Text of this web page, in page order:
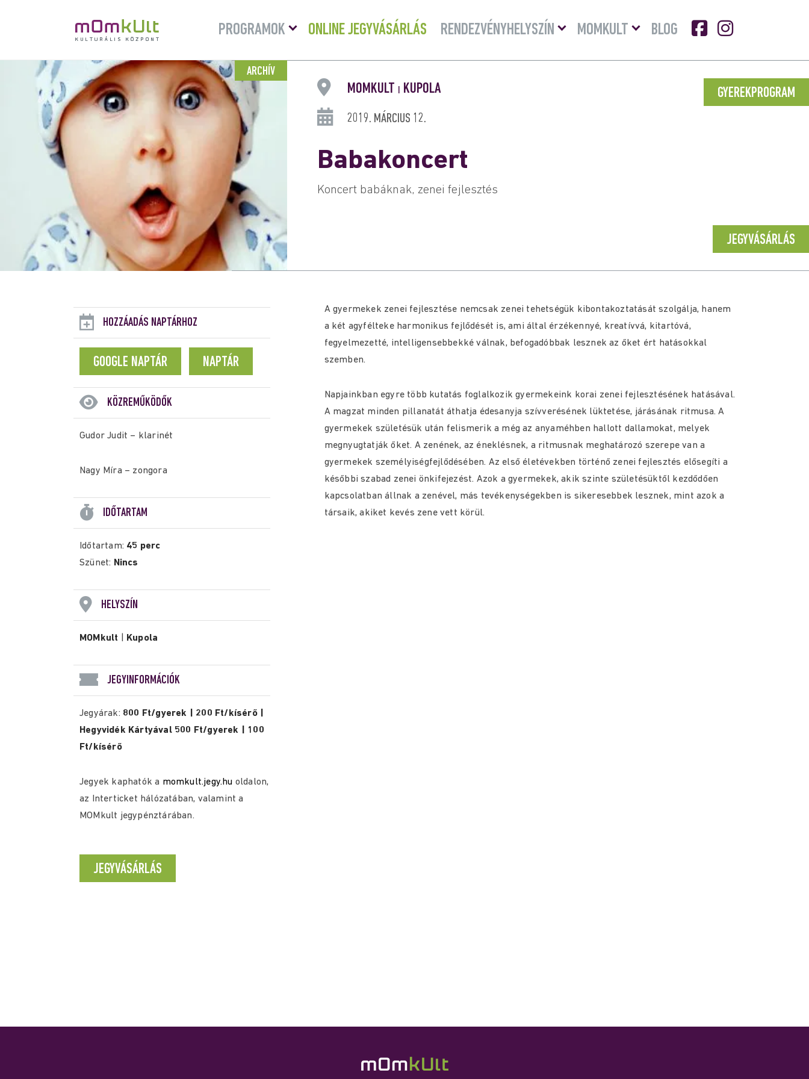
PROGRAMOK
Menü
lenyitása
ONLINE JEGYVÁSÁRLÁS RENDEZVÉNYHELYSZÍN
Menü
lenyitásaMOMKULT
Menü
lenyitása
BLOG
ARCHÍV
GYEREKPROGRAM
MOMKULT KUPOLA
2019. MÁRCIUS 12.
Babakoncert
Koncert babáknak, zenei fejlesztés
JEGYVÁSÁRLÁS
HOZZÁADÁS NAPTÁRHOZ
GOOGLE NAPTÁR NAPTÁR
KÖZREMŰKÖDŐK
Gudor Judit – klarinét
Nagy Míra – zongora
IDŐTARTAM
Időtartam: 45 perc
Szünet: Nincs
HELYSZÍN
MOMkult Kupola
JEGYINFORMÁCIÓK
Jegyárak: 800 Ft/gyerek | 200 Ft/kísérő |
Hegyvidék Kártyával 500 Ft/gyerek | 100
Ft/kísérő
Jegyek kaphatók a momkult.jegy.hu oldalon,
az Interticket hálózatában, valamint a
MOMkult jegypénztárában.
JEGYVÁSÁRLÁS
A gyermekek zenei fejlesztése nemcsak zenei tehetségük kibontakoztatását szolgálja, hanem
a két agyfélteke harmonikus fejlődését is, ami által érzékennyé, kreatívvá, kitartóvá,
fegyelmezetté, intelligensebbekké válnak, befogadóbbak lesznek az őket ért hatásokkal
szemben.
Napjainkban egyre több kutatás foglalkozik gyermekeink korai zenei fejlesztésének hatásával.
A magzat minden pillanatát áthatja édesanyja szívverésének lüktetése, járásának ritmusa. A
gyermekek születésük után felismerik a még az anyaméhben hallott dallamokat, melyek
megnyugtatják őket. A zenének, az éneklésnek, a ritmusnak meghatározó szerepe van a
gyermekek személyiségfejlődésében. Az első életévekben történő zenei fejlesztés elősegíti a
későbbi szabad zenei önkifejezést. Azok a gyermekek, akik szinte születésüktől kezdődően
kapcsolatban állnak a zenével, más tevékenységekben is sikeresebbek lesznek, mint azok a
társaik, akiket kevés zene vett körül.